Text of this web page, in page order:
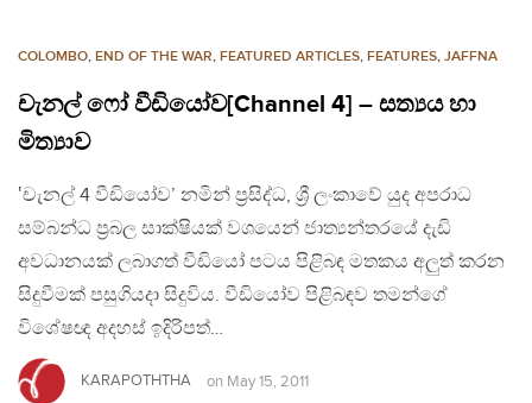
COLOMBO, END OF THE WAR, FEATURED ARTICLES, FEATURES, JAFFNA
චැනල් ෆෝ වීඩියෝව[Channel 4] – සත්‍යය හා
මිත්‍යාව
‛චැනල් 4 වීඩියෝව’ නමින් ප්‍රසිද්ධ, ශ්‍රී ලංකාවේ යුද අපරාධ
සම්බන්ධ ප්‍රබල සාක්ෂියක් වශයෙන් ජාත්‍යන්තරයේ දැඩි
අවධානයක් ලබාගත් වීඩියෝ පටය පිළිබඳ මතකය අලුත් කරන
සිදුවීමක් පසුගියදා සිදුවිය. වීඩියෝව පිළිබඳව තමන්ගේ
විශේෂඥ අදහස් ඉදිරිපත්…
KARAPOTHTHA on May 15, 2011